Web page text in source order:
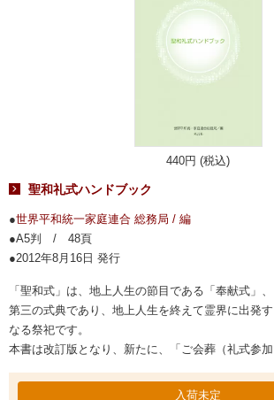
440円 (税込)
聖和礼式ハンドブック
世界平和統一家庭連合 総務局 / 編
A5判 / 48頁
2012年8月16日 発行
「聖和式」は、地上人生の節目である「奉献式」
第三の式典であり、地上人生を終えて霊界に出発
なる祭祀です。
本書は改訂版となり、新たに、「ご会葬（礼式参加
入荷未定